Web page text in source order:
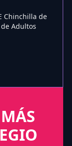
Chinchilla de
Adultos